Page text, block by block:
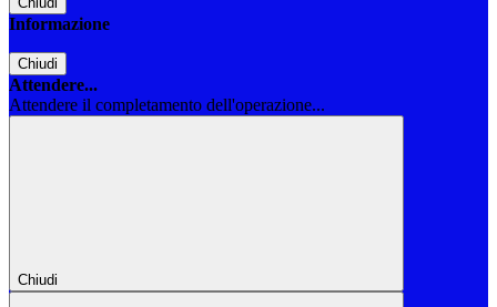
Informazione
Chiudi
Attendere...
Attendere il completamento dell'operazione...
Chiudi